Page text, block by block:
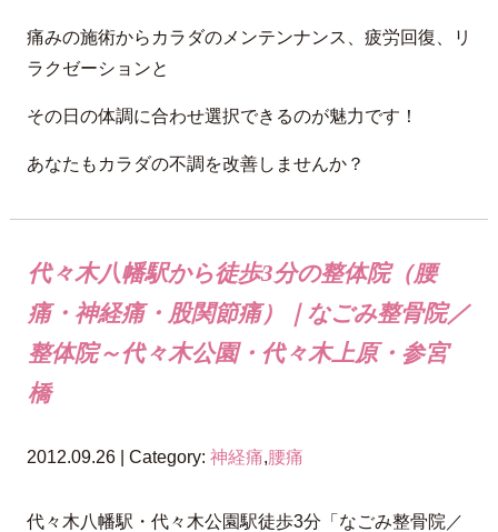
痛みの施術からカラダのメンテンナンス、疲労回復、リ
ラクゼーションと
その日の体調に合わせ選択できるのが魅力です！
あなたもカラダの不調を改善しませんか？
代々木八幡駅から徒歩3分の整体院（腰
痛・神経痛・股関節痛）｜なごみ整骨院／
整体院～代々木公園・代々木上原・参宮
橋
2012.09.26 | Category: 神経痛,腰痛
代々木八幡駅・代々木公園駅徒歩3分「なごみ整骨院／